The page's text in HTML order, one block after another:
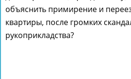
объяснить примирение и
квартиры, после громких
рукоприкладства?